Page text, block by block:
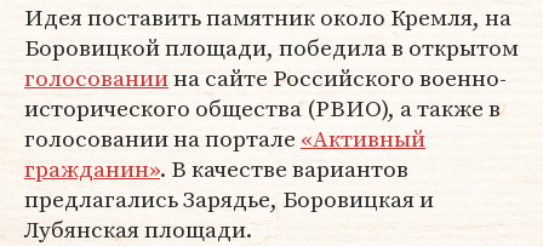
Идея поставить памятник около Кремля, на
Боровицкой площади, победила в открытом
голосованиина сайте Российского военно-
исторического общества (РВИО), а также в
голосовании на портале «Активный
гражданин». В качестве вариантов
предлагались Зарядье, Боровицкая и
Лубянская площади.